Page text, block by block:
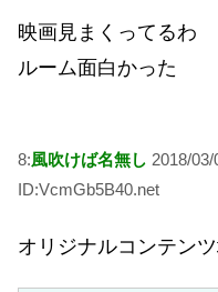
映画見まくってるわ
ルーム面白かった
8:風吹けば名無し 2018/
ID:VcmGb5B40.net
オリジナルコンテン